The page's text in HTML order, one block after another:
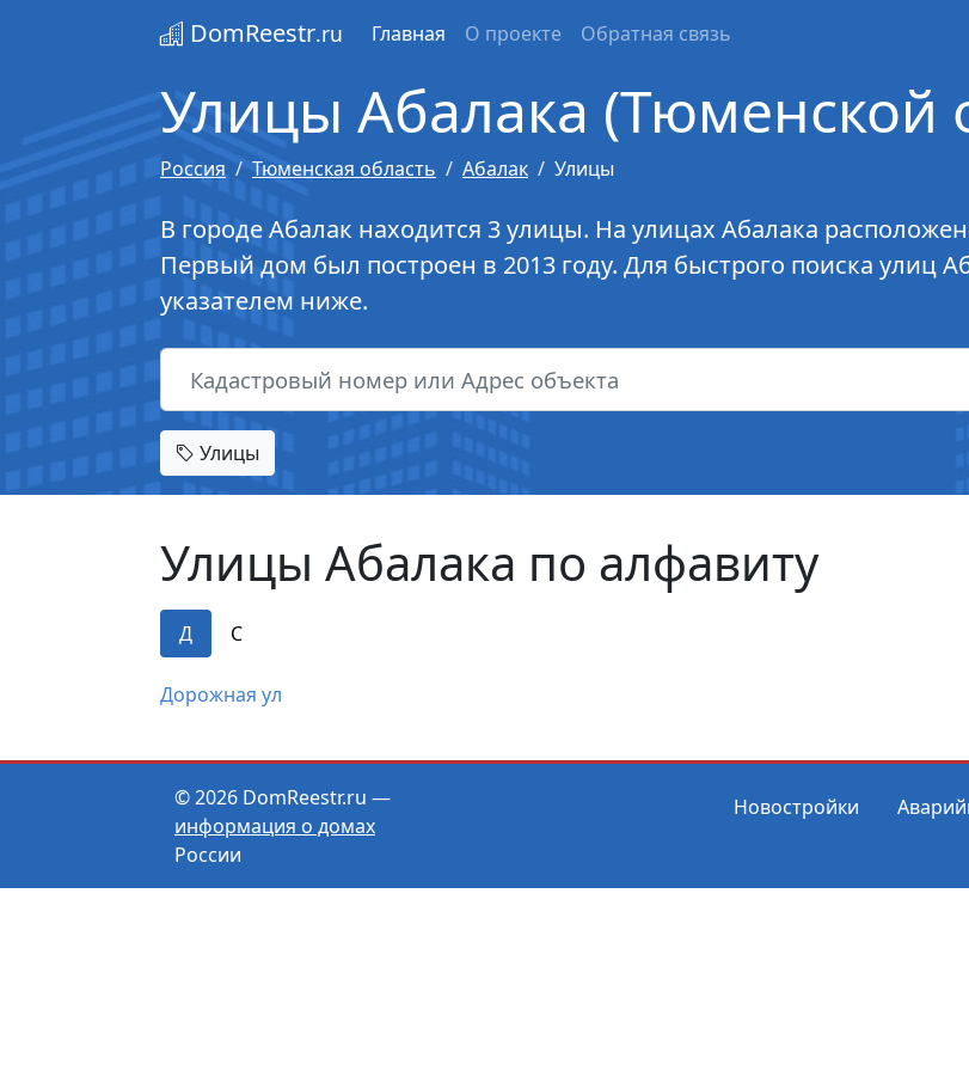
DomReestr.ru Главная О проекте Обратная связь
Улицы Абалака (Тюменской
Россия Тюменская область Абалак Улицы
В городе Абалак находится 3 улицы. На улицах Абалака
Первый дом был построен в 2013 году. Для быстрого поиска улиц
указателем ниже.
Улицы
Улицы Абалака по алфавиту
Д С
Дорожная ул
Новостройки
© 2026 DomReestr.ru —
информация о домах
России